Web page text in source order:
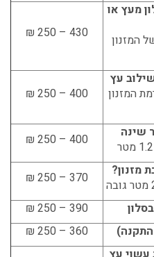
מעץ או
המזנון
430 – 250 ₪
עץ
המזנון
400 – 250 ₪
שינה
400 – 250 ₪
מזנון?
370 – 250 ₪
390 – 250 ₪
התקנה)
360 – 250 ₪